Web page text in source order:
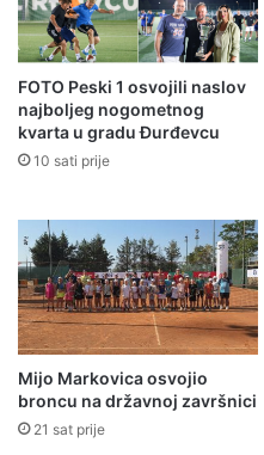
FOTO Peski 1 osvojili naslov
najboljeg nogometnog
kvarta u gradu Đurđevcu
10 sati prije
Mijo Markovica osvojio
broncu na državnoj završnici
21 sat prije